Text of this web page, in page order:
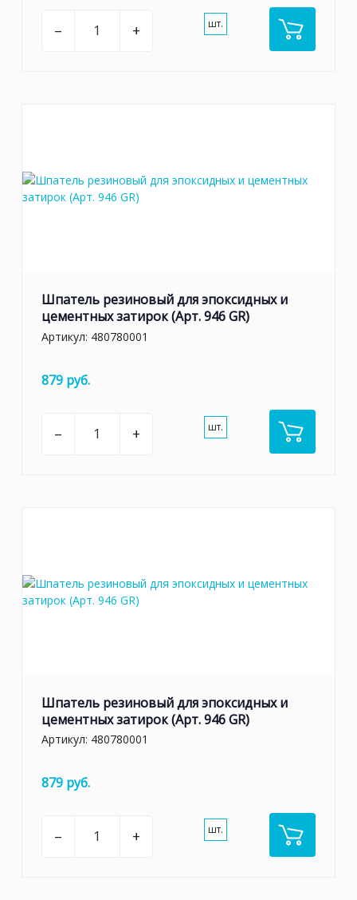
– + шт.
Шпатель резиновый для эпоксидных и
цементных затирок (Арт. 946 GR)
Артикул: 480780001
879 руб.
– + шт.
Шпатель резиновый для эпоксидных и
цементных затирок (Арт. 946 GR)
Артикул: 480780001
879 руб.
– + шт.